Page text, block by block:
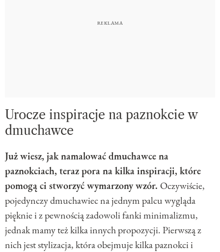
Urocze inspiracje na paznokcie w
dmuchawce
Już wiesz, jak namalować dmuchawce na
paznokciach, teraz pora na kilka inspiracji, które
pomogą ci stworzyć wymarzony wzór. Oczywiście,
pojedynczy dmuchawiec na jednym palcu wygląda
pięknie i z pewnością zadowoli fanki minimalizmu,
jednak mamy też kilka innych propozycji. Pierwszą z
nich jest stylizacja, która obejmuje kilka paznokci i